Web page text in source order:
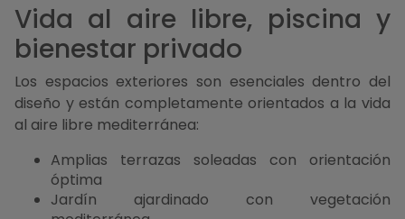
Vida al aire libre, piscina y
bienestar privado
Los espacios exteriores son esenciales dentro del
diseño y están completamente orientados a la vida
al aire libre mediterránea:
Amplias terrazas soleadas con orientación
óptima
Jardín ajardinado con vegetación